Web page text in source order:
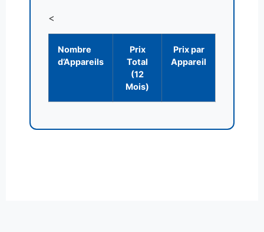
<
Nombre
d’Appareils
Prix
Total
(12
Mois)
Prix par
Appareil